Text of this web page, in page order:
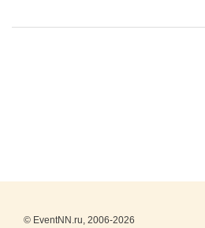
© EventNN.ru, 2006-2026